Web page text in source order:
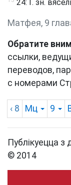
24: Г. зн.
Матфея, 9
Обратите
ссылки,
переводов,
с номерами
‹ 8 Мц 9
Публікуецца з
© 2014